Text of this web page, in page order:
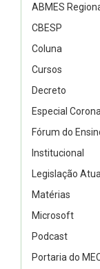
ABMES
CBESP
Coluna
Cursos
Decreto
Especial
Fórum do
Institucional
Legislação
Matérias
Microsoft
Podcast
Portaria do